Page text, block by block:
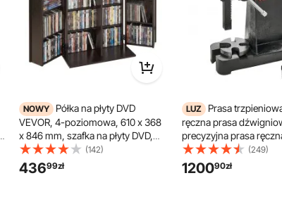
NOWY
Półka na płyty DVD
VEVOR, 4-poziomowa, 610 x 368
x 846 mm, szafka na płyty DVD,
przechowywanie multimediów na
płytach CD, DVD, książkach, grach,
regał na płyty CD do salonu, biura
(142)
43699zł
LUZ
Prasa
ręczna prasa
precyzyjna prasa
maksymalna wysokość
ręczna prasa stołowa z
wykrawania, gięcia,
(249)
120090zł